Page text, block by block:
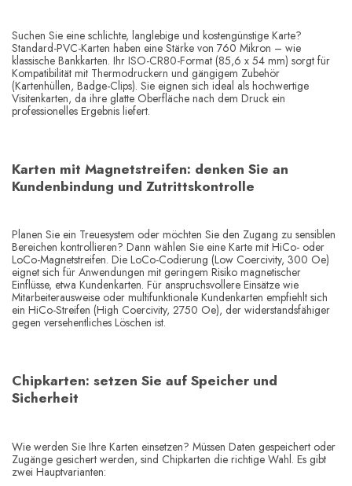
Suchen Sie eine schlichte, langlebige und kostengünstige Karte?
Standard-PVC-Karten haben eine Stärke von 760 Mikron – wie
klassische Bankkarten. Ihr ISO-CR80-Format (85,6 x 54 mm) sorgt für
Kompatibilität mit Thermodruckern und gängigem Zubehör
(Kartenhüllen, Badge-Clips). Sie eignen sich ideal als hochwertige
Visitenkarten, da ihre glatte Oberfläche nach dem Druck ein
professionelles Ergebnis liefert.
Karten mit Magnetstreifen: denken Sie an
Kundenbindung und Zutrittskontrolle
Planen Sie ein Treuesystem oder möchten Sie den Zugang zu sensiblen
Bereichen kontrollieren? Dann wählen Sie eine Karte mit HiCo- oder
LoCo-Magnetstreifen. Die LoCo-Codierung (Low Coercivity, 300 Oe)
eignet sich für Anwendungen mit geringem Risiko magnetischer
Einflüsse, etwa Kundenkarten. Für anspruchsvollere Einsätze wie
Mitarbeiterausweise oder multifunktionale Kundenkarten empfiehlt sich
ein HiCo-Streifen (High Coercivity, 2750 Oe), der widerstandsfähiger
gegen versehentliches Löschen ist.
Chipkarten: setzen Sie auf Speicher und
Sicherheit
Wie werden Sie Ihre Karten einsetzen? Müssen Daten gespeichert oder
Zugänge gesichert werden, sind Chipkarten die richtige Wahl. Es gibt
zwei Hauptvarianten: